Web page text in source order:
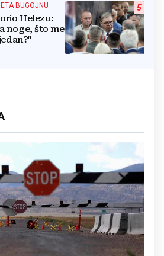
5
BUGOJNU
Helezu:
noge, što me